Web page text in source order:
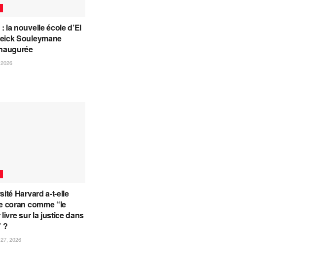
la nouvelle école d’El
Souleymane
Harvard a-t-elle
coran comme “le
livre sur la justice dans
?
2026